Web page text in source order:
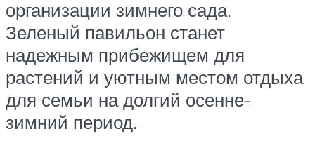
организации зимнего сада.
Зеленый павильон станет
надежным прибежищем для
растений и уютным местом отдыха
для семьи на долгий осенне-
зимний период.